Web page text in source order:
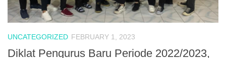
UNCATEGORIZED FEBRUARY 1, 2023
Diklat Pengurus Baru Periode 2022/2023,